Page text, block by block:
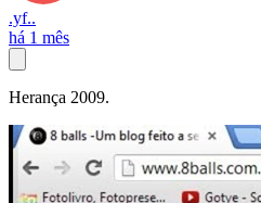
.yf..
há 1 mês
Herança 2009.